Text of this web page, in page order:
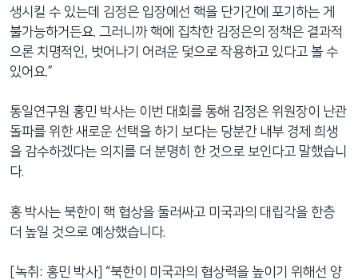
생시킬 수 있는데 김정은 입장에선 핵을 단기간에 포기하는 게
불가능하거든요. 그러니까 핵에 집착한 김정은의 정책은 결과적
으론 치명적인, 벗어나기 어려운 덫으로 작용하고 있다고 볼 수
있어요.”
통일연구원 홍민 박사는 이번 대회를 통해 김정은 위원장이 난관
돌파를 위한 새로운 선택을 하기 보다는 당분간 내부 경제 희생
을 감수하겠다는 의지를 더 분명히 한 것으로 보인다고 말했습니
다.
홍 박사는 북한이 핵 협상을 둘러싸고 미국과의 대립각을 한층
더 높일 것으로 예상했습니다.
[녹취: 홍민 박사] “북한이 미국과의 협상력을 높이기 위해선 양